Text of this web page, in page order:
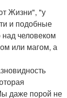
Жизни", "у
и подобные
человеком
или магом, а
даже порой не